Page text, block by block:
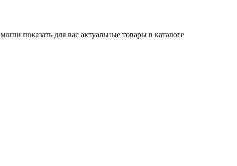
показать для вас актуальные товары в каталоге